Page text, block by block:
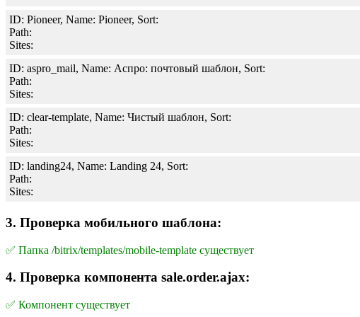
ID: Pioneer, Name: Pioneer, Sort:
Path:
Sites:
ID: aspro_mail, Name: Аспро: почтовый шаблон, Sort:
Path:
Sites:
ID: clear-template, Name: Чистый шаблон, Sort:
Path:
Sites:
ID: landing24, Name: Landing 24, Sort:
Path:
Sites:
3. Проверка мобильного шаблона:
✅ Папка /bitrix/templates/mobile-template существует
4. Проверка компонента sale.order.ajax:
✅ Компонент существует